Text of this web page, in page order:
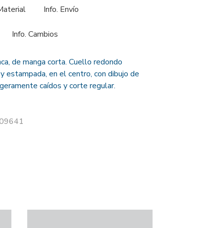
Info. Envío
Info. Cambios
de manga corta. Cuello redondo
estampada, en el centro, con dibujo de
caídos y corte regular.